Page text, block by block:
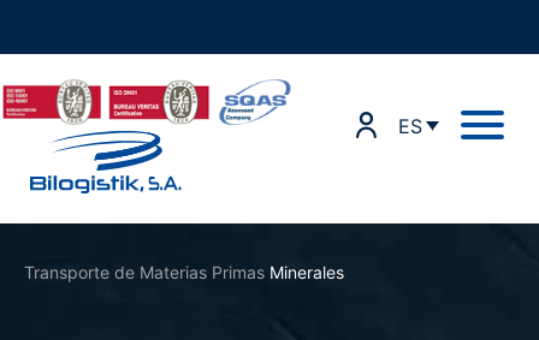
ES
Transporte de Materias Primas Minerales